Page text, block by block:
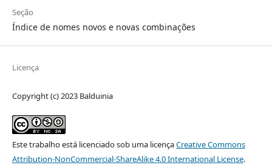
Seção
Índice de nomes novos e novas combinações
Licença
Copyright (c) 2023 Balduinia
Este trabalho está licenciado sob uma licençaCreative Commons
Attribution-NonCommercial-ShareAlike 4.0 International License.